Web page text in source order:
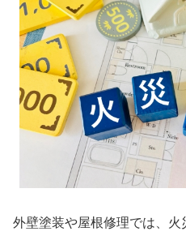
外壁塗装や屋根修理では、火